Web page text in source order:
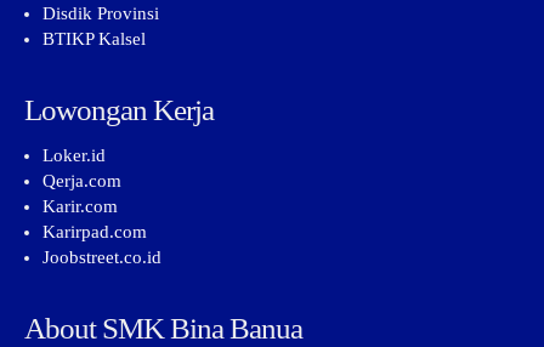
Disdik Provinsi
BTIKP Kalsel
Lowongan Kerja
Loker.id
Qerja.com
Karir.com
Karirpad.com
Joobstreet.co.id
About SMK Bina Banua